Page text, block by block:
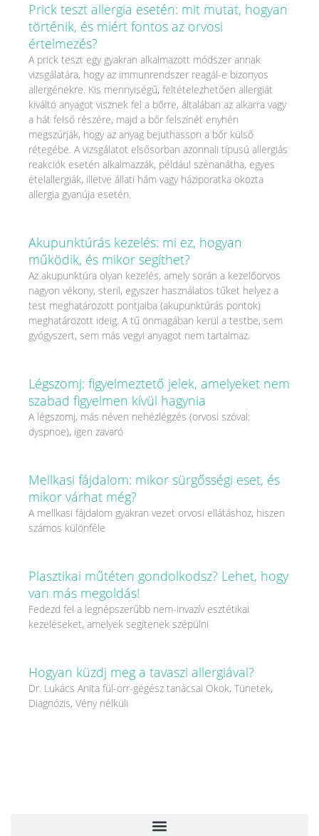
Prick teszt allergia esetén: mit mutat, hogyan
történik, és miért fontos az orvosi
értelmezés?
A prick teszt egy gyakran alkalmazott módszer annak
vizsgálatára, hogy az immunrendszer reagál-e bizonyos
allergénekre. Kis mennyiségű, feltételezhetően allergiát
kiváltó anyagot visznek fel a bőrre, általában az alkarra vagy
a hát felső részére, majd a bőr felszínét enyhén
megszúrják, hogy az anyag bejuthasson a bőr külső
rétegébe. A vizsgálatot elsősorban azonnali típusú allergiás
reakciók esetén alkalmazzák, például szénanátha, egyes
ételallergiák, illetve állati hám vagy háziporatka okozta
allergia gyanúja esetén.
Akupunktúrás kezelés: mi ez, hogyan
működik, és mikor segíthet?
Az akupunktúra olyan kezelés, amely során a kezelőorvos
nagyon vékony, steril, egyszer használatos tűket helyez a
test meghatározott pontjaiba (akupunktúrás pontok)
meghatározott ideig. A tű önmagában kerül a testbe, sem
gyógyszert, sem más vegyi anyagot nem tartalmaz.
Légszomj: figyelmeztető jelek, amelyeket nem
szabad figyelmen kívül hagynia
A légszomj, más néven nehézlégzés (orvosi szóval:
dyspnoe), igen zavaró
Mellkasi fájdalom: mikor sürgősségi eset, és
mikor várhat még?
A mellkasi fájdalom gyakran vezet orvosi ellátáshoz, hiszen
számos különféle
Plasztikai műtéten gondolkodsz? Lehet, hogy
van más megoldás!
Fedezd fel a legnépszerűbb nem-invazív esztétikai
kezeléseket, amelyek segítenek szépülni
Hogyan küzdj meg a tavaszi allergiával?
Dr. Lukács Anita fül-orr-gégész tanácsai Okok, Tünetek,
Diagnózis, Vény nélküli